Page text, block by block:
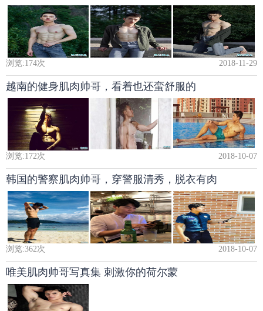
浏览:174次 2018-11-29
越南的健身肌肉帅哥，看着也还蛮舒服的
浏览:172次 2018-10-07
韩国的警察肌肉帅哥，穿警服清秀，脱衣有肉
浏览:362次 2018-10-07
唯美肌肉帅哥写真集 刺激你的荷尔蒙